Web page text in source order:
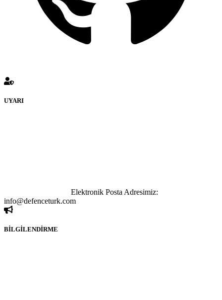
UYARI
Elektronik Posta Adresimiz:
info@defenceturk.com
BİLGİLENDİRME